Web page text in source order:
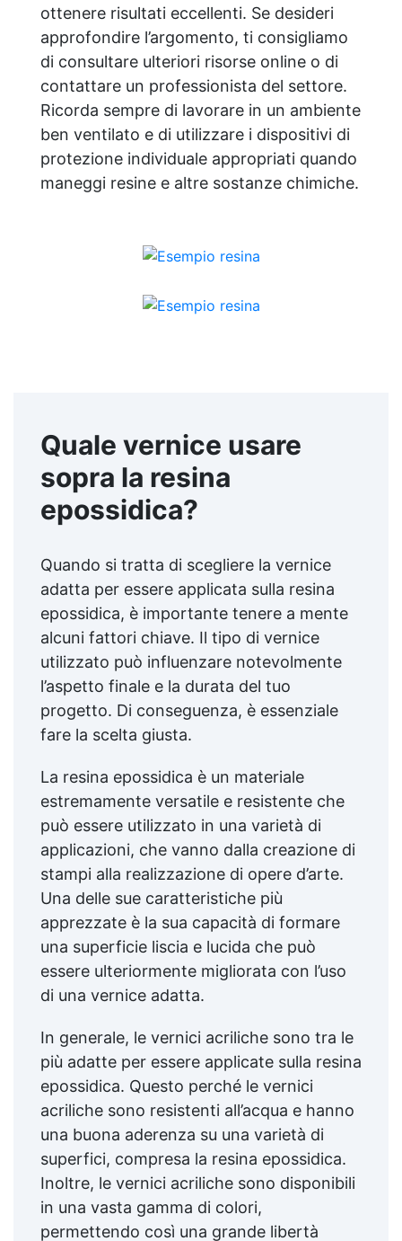
ottenere risultati eccellenti. Se desideri
approfondire l’argomento, ti consigliamo
di consultare ulteriori risorse online o di
contattare un professionista del settore.
Ricorda sempre di lavorare in un ambiente
ben ventilato e di utilizzare i dispositivi di
protezione individuale appropriati quando
maneggi resine e altre sostanze chimiche.
Quale vernice usare
sopra la resina
epossidica?
Quando si tratta di scegliere la vernice
adatta per essere applicata sulla resina
epossidica, è importante tenere a mente
alcuni fattori chiave. Il tipo di vernice
utilizzato può influenzare notevolmente
l’aspetto finale e la durata del tuo
progetto. Di conseguenza, è essenziale
fare la scelta giusta.
La resina epossidica è un materiale
estremamente versatile e resistente che
può essere utilizzato in una varietà di
applicazioni, che vanno dalla creazione di
stampi alla realizzazione di opere d’arte.
Una delle sue caratteristiche più
apprezzate è la sua capacità di formare
una superficie liscia e lucida che può
essere ulteriormente migliorata con l’uso
di una vernice adatta.
In generale, le vernici acriliche sono tra le
più adatte per essere applicate sulla resina
epossidica. Questo perché le vernici
acriliche sono resistenti all’acqua e hanno
una buona aderenza su una varietà di
superfici, compresa la resina epossidica.
Inoltre, le vernici acriliche sono disponibili
in una vasta gamma di colori,
permettendo così una grande libertà